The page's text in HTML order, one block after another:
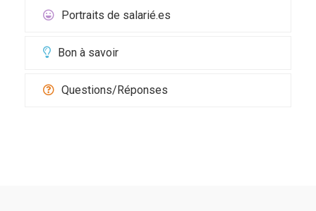
Portraits de salarié.es
Bon à savoir
Questions/Réponses